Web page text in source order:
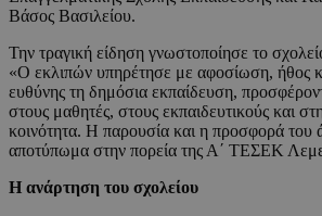
Βάσος Βασιλείου.
Την τραγική είδηση γνωστοποίησε το
«Ο εκλιπών υπηρέτησε με αφοσίωση, ήθος
ευθύνης τη δημόσια εκπαίδευση,
στους μαθητές, στους εκπαιδευτικούς και
κοινότητα. Η παρουσία και η προσφορά του
αποτύπωμα στην πορεία της Α΄ ΤΕΣΕΚ
Η ανάρτηση του σχολείου